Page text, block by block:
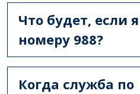
Что будет, если
номеру 988?
Когда служба по